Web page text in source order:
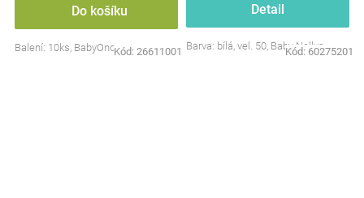
Do košíku
Balení: 10ks, BabyOnoKód: 26611001
Detail
Barva: bílá, vel. 50, Baby Nellys
Kód: 60275201